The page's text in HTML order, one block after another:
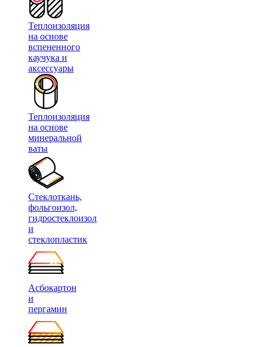
Теплоизоляция
на основе
вспененного
каучука и
аксессуары
Теплоизоляция
на основе
минеральной
ваты
Стеклоткань,
фольгоизол,
гидростеклоизол
и
стеклопластик
Асбокартон
и
пергамин